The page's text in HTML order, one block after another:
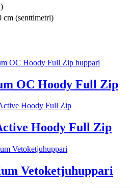
cm (senttimetri)
OC Hoody Full Zip
Hoody Full Zip
Vetoketjuhuppari